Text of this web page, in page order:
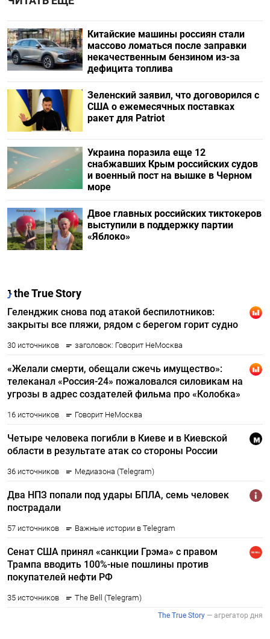
Китайские машины россиян стали
массово ломаться после заправки
некачественным бензином из-за
дефицита топлива
Зеленский заявил, что договорился с
США о ежемесячных поставках
ракет для Patriot
Украина поразила еще 12
снабжавших Крым российских судов
и военный пост на вышке в Черном
море
Двое главных российских тиктокеров
выступили в поддержку партии
«Яблоко»